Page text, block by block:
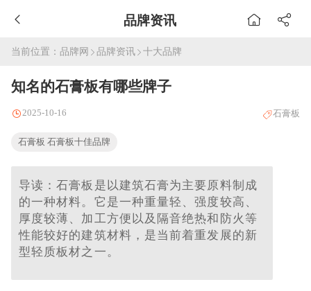
品牌资讯
当前位置： 品牌网 品牌资讯 十大品牌
知名的石膏板有哪些牌子
2025-10-16 石膏板
石膏板 石膏板十佳品牌
导读：石膏板是以建筑石膏为主要原料制成
的一种材料。它是一种重量轻、强度较高、
厚度较薄、加工方便以及隔音绝热和防火等
性能较好的建筑材料，是当前着重发展的新
型轻质板材之一。